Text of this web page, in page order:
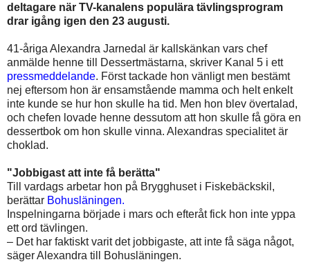
deltagare när TV-kanalens populära tävlingsprogram
drar igång igen den 23 augusti.
41-åriga Alexandra Jarnedal är kallskänkan vars chef
anmälde henne till Dessertmästarna, skriver Kanal 5 i ett
pressmeddelande. Först tackade hon vänligt men bestämt
nej eftersom hon är ensamstående mamma och helt enkelt
inte kunde se hur hon skulle ha tid. Men hon blev övertalad,
och chefen lovade henne dessutom att hon skulle få göra en
dessertbok om hon skulle vinna. Alexandras specialitet är
choklad.
"Jobbigast att inte få berätta"
Till vardags arbetar hon på Brygghuset i Fiskebäckskil,
berättar Bohusläningen.
Inspelningarna började i mars och efteråt fick hon inte yppa
ett ord tävlingen.
– Det har faktiskt varit det jobbigaste, att inte få säga något,
säger Alexandra till Bohusläningen.